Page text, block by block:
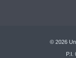
© 2026
P.I.